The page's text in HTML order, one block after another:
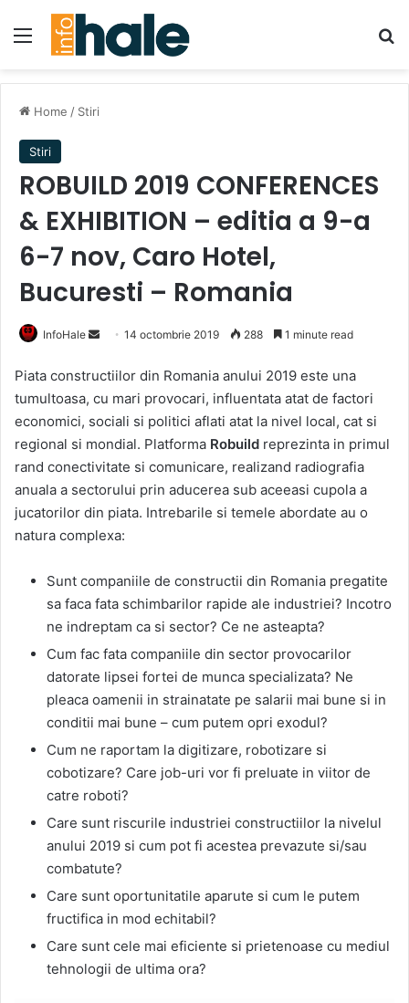
Menu
Home / Stiri
Stiri
ROBUILD 2019 CONFERENCES
& EXHIBITION – editia a 9-a
6-7 nov, Caro Hotel,
Bucuresti – Romania
InfoHale
Send
email
14 octombrie 2019 288 1 minute read
Piata constructiilor din Romania anului 2019 este una
tumultoasa, cu mari provocari, influentata atat de factori
economici, sociali si politici aflati atat la nivel local, cat si
regional si mondial. Platforma Robuild reprezinta in primul
rand conectivitate si comunicare, realizand radiografia
anuala a sectorului prin aducerea sub aceeasi cupola a
jucatorilor din piata. Intrebarile si temele abordate au o
natura complexa:
Sunt companiile de constructii din Romania pregatite
sa faca fata schimbarilor rapide ale industriei? Incotro
ne indreptam ca si sector? Ce ne asteapta?
Cum fac fata companiile din sector provocarilor
datorate lipsei fortei de munca specializata? Ne
pleaca oamenii in strainatate pe salarii mai bune si in
conditii mai bune – cum putem opri exodul?
Cum ne raportam la digitizare, robotizare si
cobotizare? Care job-uri vor fi preluate in viitor de
catre roboti?
Care sunt riscurile industriei constructiilor la nivelul
anului 2019 si cum pot fi acestea prevazute si/sau
combatute?
Care sunt oportunitatile aparute si cum le putem
fructifica in mod echitabil?
Care sunt cele mai eficiente si prietenoase cu mediul
tehnologii de ultima ora?